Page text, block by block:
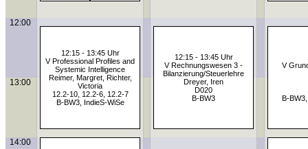
12:00
12:15 - 13:45 Uhr
V Professional Profiles and
Systemic Intelligence
Reimer, Margret, Richter,
Victoria
12.2-10, 12.2-6, 12.2-7
B-BW3, IndieS-WiSe
12:15 - 13:45 Uhr
V Rechnungswesen 3 -
Bilanzierung/Steuerlehre
Dreyer, Iren
D020
B-BW3
V
B-
13:00
14:00